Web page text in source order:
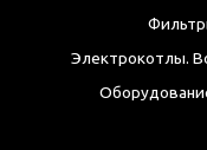
Электрокотлы.